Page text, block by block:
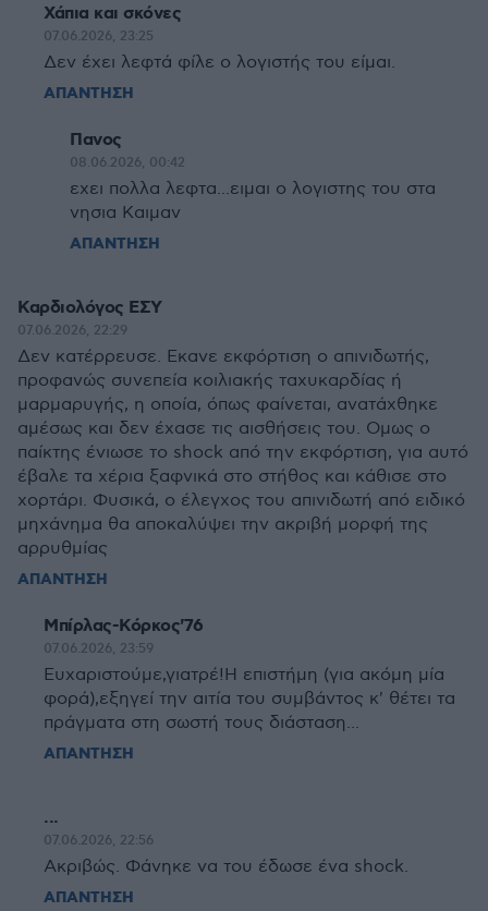
Χάπια και σκόνες
07.06.2026, 23:25
Δεν έχει λεφτά φίλε ο λογιστής του είμαι.
ΑΠΑΝΤΗΣΗ
Πανος
08.06.2026, 00:42
εχει πολλα λεφτα...ειμαι ο λογιστης του στα
νησια Καιμαν
ΑΠΑΝΤΗΣΗ
Καρδιολόγος ΕΣΥ
07.06.2026, 22:29
Δεν κατέρρευσε. Εκανε εκφόρτιση ο απινιδωτής,
προφανώς συνεπεία κοιλιακής ταχυκαρδίας ή
μαρμαρυγής, η οποία, όπως φαίνεται, ανατάχθηκε
αμέσως και δεν έχασε τις αισθήσεις του. Ομως ο
παίκτης ένιωσε το shock από την εκφόρτιση, για αυτό
έβαλε τα χέρια ξαφνικά στο στήθος και κάθισε στο
χορτάρι. Φυσικά, ο έλεγχος του απινιδωτή από ειδικό
μηχάνημα θα αποκαλύψει την ακριβή μορφή της
αρρυθμίας
ΑΠΑΝΤΗΣΗ
Μπίρλας-Κόρκος'76
07.06.2026, 23:59
Ευχαριστούμε,γιατρέ!Η επιστήμη (για ακόμη μία
φορά),εξηγεί την αιτία του συμβάντος κ' θέτει τα
πράγματα στη σωστή τους διάσταση...
ΑΠΑΝΤΗΣΗ
...
07.06.2026, 22:56
Ακριβώς. Φάνηκε να του έδωσε ένα shock.
ΑΠΑΝΤΗΣΗ